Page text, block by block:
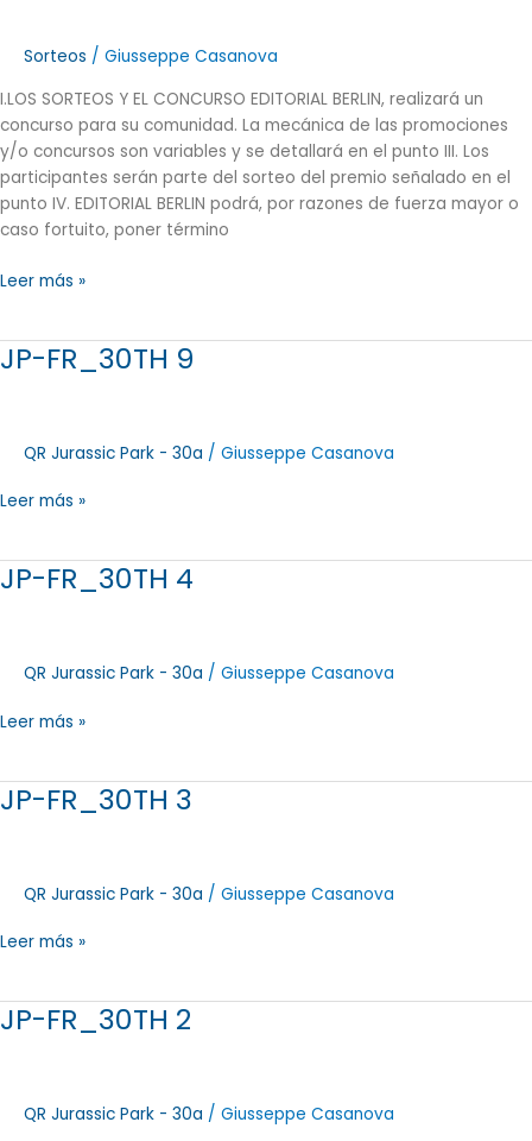
Sorteos / Giusseppe Casanova
I.LOS SORTEOS Y EL CONCURSO EDITORIAL BERLIN, realizará un
concurso para su comunidad. La mecánica de las promociones
y/o concursos son variables y se detallará en el punto III. Los
participantes serán parte del sorteo del premio señalado en el
punto IV. EDITORIAL BERLIN podrá, por razones de fuerza mayor o
caso fortuito, poner término
2023
Leer más »
JP-FR_30TH 9
QR Jurassic Park - 30a / Giusseppe Casanova
JP-
Leer más »
JP-FR_30TH 4
QR Jurassic Park - 30a / Giusseppe Casanova
JP-
Leer más »
JP-FR_30TH 3
QR Jurassic Park - 30a / Giusseppe Casanova
JP-
Leer más »
JP-FR_30TH 2
QR Jurassic Park - 30a / Giusseppe Casanova
JP-